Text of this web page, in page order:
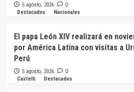
5 agosto, 2026 0
Destacados Nacionales
El papa León XIV realizará en
por América Latina con visitas a
Perú
5 agosto, 2026 0
Castelli Destacados